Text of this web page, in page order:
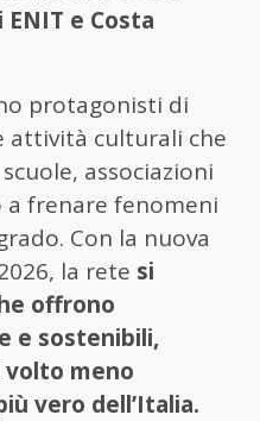
e Costa
protagonisti di
attività culturali che
associazioni
frenare fenomeni
Con la nuova
la rete si
offrono
e sostenibili,
volto meno
vero dell’Italia.